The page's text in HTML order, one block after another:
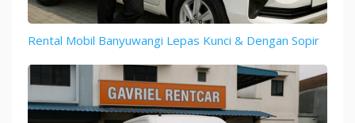
Rental Mobil Banyuwangi Lepas Kunci & Dengan Sopir